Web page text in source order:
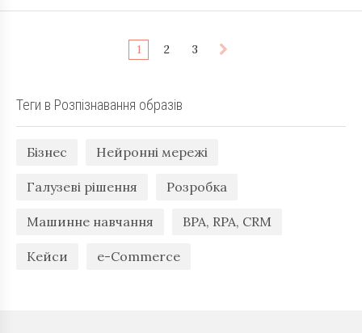
1 2 3
Теги в Розпізнавання образів
Бізнес Нейронні мережі
Галузеві рішення Розробка
Машинне навчання BPA, RPA, CRM
Кейси e-Commerce